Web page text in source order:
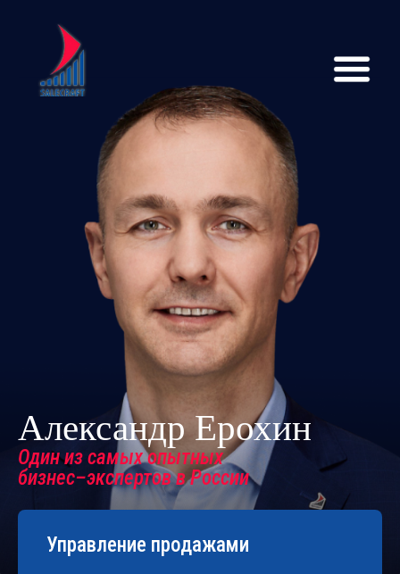
Александр Ерохин
Один из самых опытных
бизнес–экспертов в России
Управление продажами